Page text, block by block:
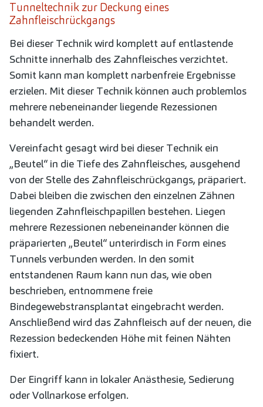
Tunneltechnik zur Deckung eines
Zahnfleischrückgangs
Bei dieser Technik wird komplett auf entlastende
Schnitte innerhalb des Zahnfleisches verzichtet.
Somit kann man komplett narbenfreie Ergebnisse
erzielen. Mit dieser Technik können auch problemlos
mehrere nebeneinander liegende Rezessionen
behandelt werden.
Vereinfacht gesagt wird bei dieser Technik ein
„Beutel“ in die Tiefe des Zahnfleisches, ausgehend
von der Stelle des Zahnfleischrückgangs, präpariert.
Dabei bleiben die zwischen den einzelnen Zähnen
liegenden Zahnfleischpapillen bestehen. Liegen
mehrere Rezessionen nebeneinander können die
präparierten „Beutel“ unterirdisch in Form eines
Tunnels verbunden werden. In den somit
entstandenen Raum kann nun das, wie oben
beschrieben, entnommene freie
Bindegewebstransplantat eingebracht werden.
Anschließend wird das Zahnfleisch auf der neuen, die
Rezession bedeckenden Höhe mit feinen Nähten
fixiert.
Der Eingriff kann in lokaler Anästhesie, Sedierung
oder Vollnarkose erfolgen.